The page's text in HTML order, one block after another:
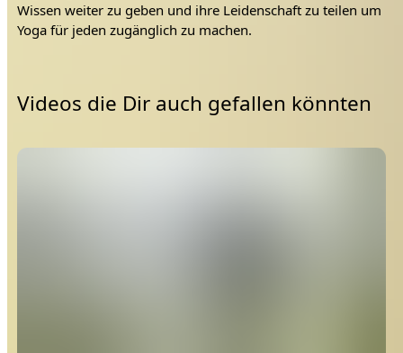
Wissen weiter zu geben und ihre Leidenschaft zu teilen um
Yoga für jeden zugänglich zu machen.
Videos die Dir auch gefallen könnten